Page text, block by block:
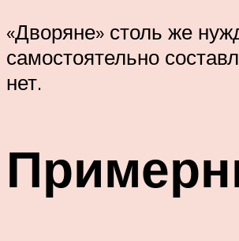
«Дворяне» столь же
самостоятельно
нет.